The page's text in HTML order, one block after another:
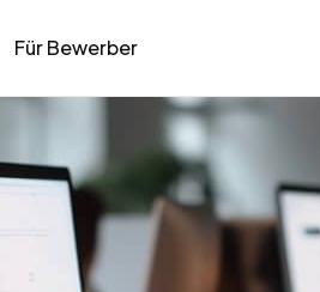
Für Bewerber